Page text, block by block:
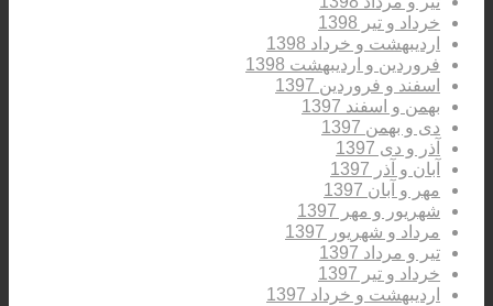
خرداد و تیر 1398
اردیبهشت و خرداد 1398
فروردین و اردیبهشت 1398
اسفند و فروردین 1397
بهمن و اسفند 1397
دی و بهمن 1397
آذر و دی 1397
آبان و آذر 1397
مهر و آبان 1397
شهریور و مهر 1397
مرداد و شهریور 1397
تیر و مرداد 1397
خرداد و تیر 1397
اردیبهشت و خرداد 1397